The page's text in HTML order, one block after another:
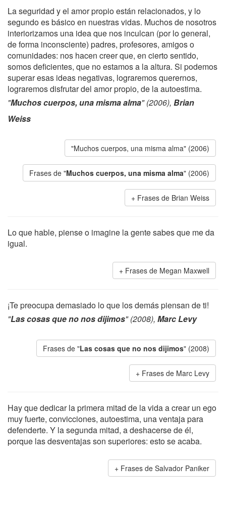
La seguridad y el amor propio están relacionados, y lo
segundo es básico en nuestras vidas. Muchos de nosotros
interiorizamos una idea que nos inculcan (por lo general,
de forma inconsciente) padres, profesores, amigos o
comunidades: nos hacen creer que, en cierto sentido,
somos deficientes, que no estamos a la altura. Si podemos
superar esas ideas negativas, lograremos querernos,
lograremos disfrutar del amor propio, de la autoestima.
"Muchos cuerpos, una misma alma" (2006), Brian
Weiss
"Muchos cuerpos, una misma alma" (2006)
Frases de "Muchos cuerpos, una misma alma" (2006)
Frases de Brian Weiss
Lo que hable, piense o imagine la gente sabes que me da
igual.
Frases de Megan Maxwell
¡Te preocupa demasiado lo que los demás piensan de ti!
"Las cosas que no nos dijimos" (2008), Marc Levy
Frases de "Las cosas que no nos dijimos" (2008)
Frases de Marc Levy
Hay que dedicar la primera mitad de la vida a crear un ego
muy fuerte, convicciones, autoestima, una ventaja para
defenderte. Y la segunda mitad, a deshacerse de él,
porque las desventajas son superiores: esto se acaba.
Frases de Salvador Paniker